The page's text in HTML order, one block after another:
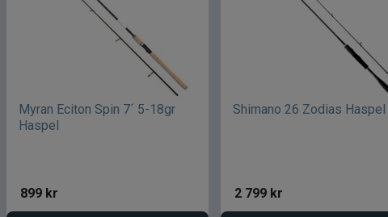
Myran Eciton Spin 7´ 5-18gr
Haspel
899 kr
Shimano 26 Zodias Haspel
2 799 kr